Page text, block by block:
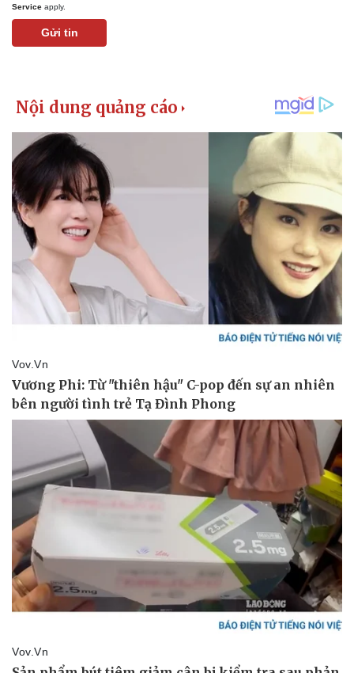
Thể thao
Bóng đá
Lịch thi đấu bóng đá
Thế giới thể thao
eSports
Hậu trường
Xe máy
Service apply.
Gửi tin